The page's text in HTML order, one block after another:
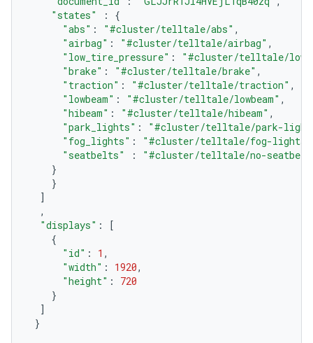
"states"
:
{
"abs" : "#cluster/telltale/abs" ,
"airbag" : "#cluster/telltale/airbag" ,
"low_tire_pressure" :
"#cluster/telltale/low-
"brake" : "#cluster/telltale/brake" ,
"traction" : "#cluster/telltale/traction" ,
"lowbeam" : "#cluster/telltale/lowbeam" ,
"hibeam" : "#cluster/telltale/hibeam" ,
"park_lights" :
"#cluster/telltale/park-
"fog_lights" : "#cluster/telltale/fog-lights"
"seatbelts"
:
"#cluster/telltale/no-
}
}
]
,
"displays" :
[
{
"id" : 1 ,
"width" : 1920,
"height" :
720
}
]
}